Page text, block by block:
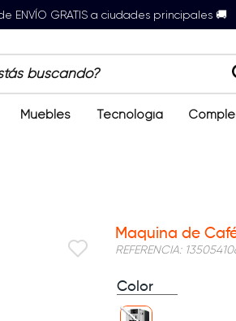
ENVÍO GRATIS a ciudades principales 🚚
buscando?
Muebles Tecnología
Maquina de
REFERENCIA:
Color